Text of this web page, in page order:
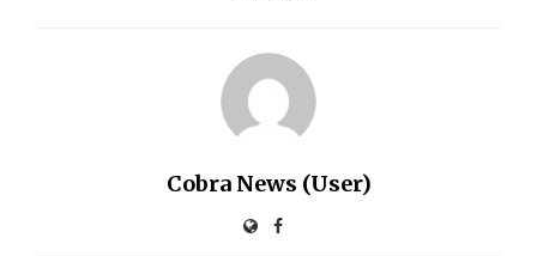
Cobra News (User)